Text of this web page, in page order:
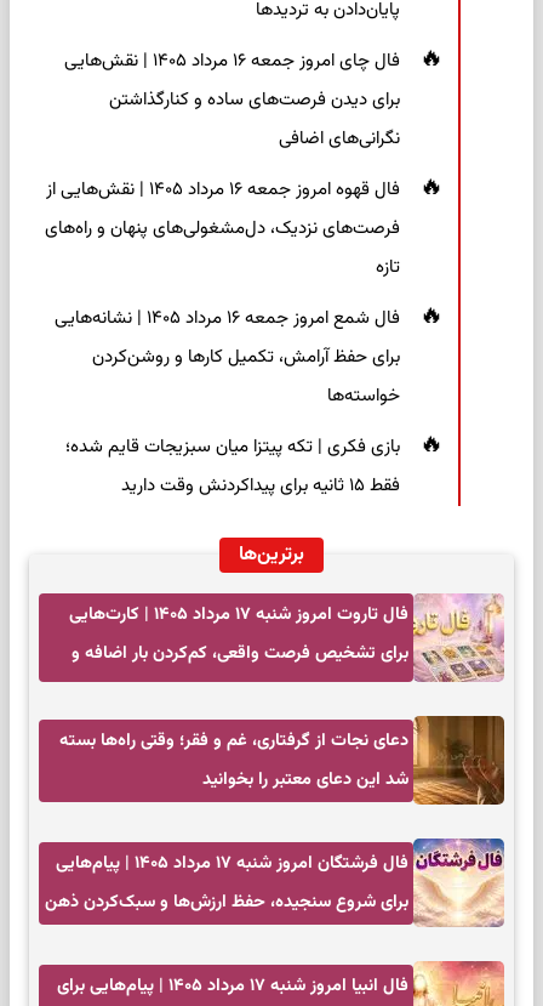
پایان‌دادن به تردیدها
فال چای امروز جمعه ۱۶ مرداد ۱۴۰۵ | نقش‌هایی
برای دیدن فرصت‌های ساده و کنارگذاشتن
نگرانی‌های اضافی
فال قهوه امروز جمعه ۱۶ مرداد ۱۴۰۵ | نقش‌هایی از
فرصت‌های نزدیک، دل‌مشغولی‌های پنهان و راه‌های
تازه
فال شمع امروز جمعه ۱۶ مرداد ۱۴۰۵ | نشانه‌هایی
برای حفظ آرامش، تکمیل کارها و روشن‌کردن
خواسته‌ها
بازی فکری | تکه پیتزا میان سبزیجات قایم شده؛
فقط ۱۵ ثانیه برای پیداکردنش وقت دارید
برترین‌ها
فال تاروت امروز شنبه ۱۷ مرداد ۱۴۰۵ | کارت‌هایی
برای تشخیص فرصت واقعی، کم‌کردن بار اضافه و
دعای نجات از گرفتاری، غم و فقر؛ وقتی راه‌ها بسته
شد این دعای معتبر را بخوانید
فال فرشتگان امروز شنبه ۱۷ مرداد ۱۴۰۵ | پیام‌هایی
برای شروع سنجیده، حفظ ارزش‌ها و سبک‌کردن ذهن
فال انبیا امروز شنبه ۱۷ مرداد ۱۴۰۵ | پیام‌هایی برای